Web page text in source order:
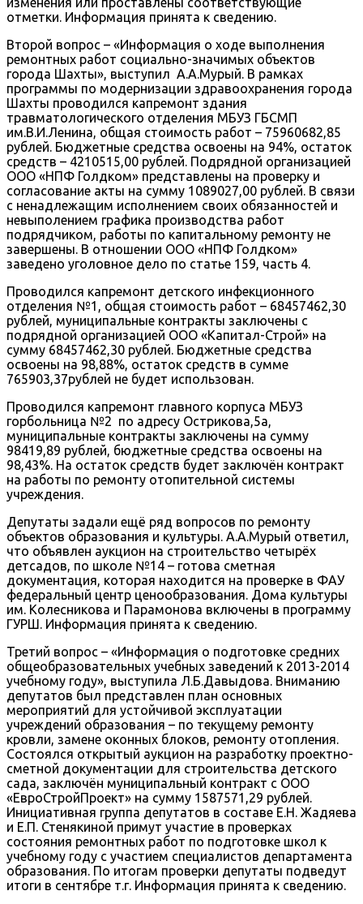
отметки. Информация принята к сведению.
Второй вопрос – «Информация о ходе выполнения
ремонтных работ социально-значимых объектов
города Шахты», выступил А.А.Мурый. В рамках
программы по модернизации здравоохранения города
Шахты проводился капремонт здания
травматологического отделения МБУЗ ГБСМП
им.В.И.Ленина, общая стоимость работ – 75960682,85
рублей. Бюджетные средства освоены на 94%, остаток
средств – 4210515,00 рублей. Подрядной организацией
ООО «НПФ Голдком» представлены на проверку и
согласование акты на сумму 1089027,00 рублей. В связи
с ненадлежащим исполнением своих обязанностей и
невыполением графика производства работ
подрядчиком, работы по капитальному ремонту не
завершены. В отношении ООО «НПФ Голдком»
заведено уголовное дело по статье 159, часть 4.
Проводился капремонт детского инфекционного
отделения №1, общая стоимость работ – 68457462,30
рублей, муниципальные контракты заключены с
подрядной организацией ООО «Капитал-Строй» на
сумму 68457462,30 рублей. Бюджетные средства
освоены на 98,88%, остаток средств в сумме
765903,37рублей не будет использован.
Проводился капремонт главного корпуса МБУЗ
горбольница №2 по адресу Острикова,5а,
муниципальные контракты заключены на сумму
98419,89 рублей, бюджетные средства освоены на
98,43%. На остаток средств будет заключён контракт
на работы по ремонту отопительной системы
учреждения.
Депутаты задали ещё ряд вопросов по ремонту
объектов образования и культуры. А.А.Мурый ответил,
что объявлен аукцион на строительство четырёх
детсадов, по школе №14 – готова сметная
документация, которая находится на проверке в ФАУ
федеральный центр ценообразования. Дома культуры
им. Колесникова и Парамонова включены в программу
ГУРШ. Информация принята к сведению.
Третий вопрос – «Информация о подготовке средних
общеобразовательных учебных заведений к 2013-2014
учебному году», выступила Л.Б.Давыдова. Вниманию
депутатов был представлен план основных
мероприятий для устойчивой эксплуатации
учреждений образования – по текущему ремонту
кровли, замене оконных блоков, ремонту отопления.
Состоялся открытый аукцион на разработку проектно-
сметной документации для строительства детского
сада, заключён муниципальный контракт с ООО
«ЕвроСтройПроект» на сумму 1587571,29 рублей.
Инициативная группа депутатов в составе Е.Н. Жадяева
и Е.П. Стенякиной примут участие в проверках
состояния ремонтных работ по подготовке школ к
учебному году с участием специалистов департамента
образования. По итогам проверки депутаты подведут
итоги в сентябре т.г. Информация принята к сведению.